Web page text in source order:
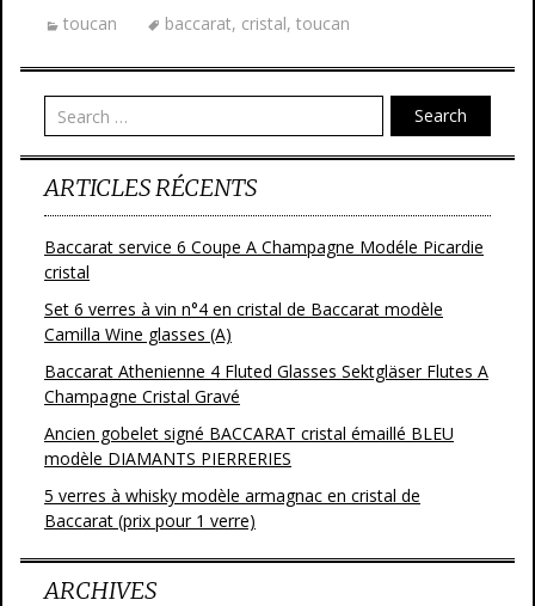
toucan baccarat, cristal, toucan
Search
ARTICLES RÉCENTS
Baccarat service 6 Coupe A Champagne Modéle Picardie
cristal
Set 6 verres à vin n°4 en cristal de Baccarat modèle
Camilla Wine glasses (A)
Baccarat Athenienne 4 Fluted Glasses Sektgläser Flutes A
Champagne Cristal Gravé
Ancien gobelet signé BACCARAT cristal émaillé BLEU
modèle DIAMANTS PIERRERIES
5 verres à whisky modèle armagnac en cristal de
Baccarat (prix pour 1 verre)
ARCHIVES